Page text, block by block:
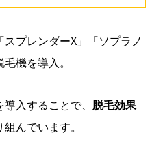
プレンダーX」「ソプラノ
機を導入。
導入することで、 脱毛効果
んでいます。